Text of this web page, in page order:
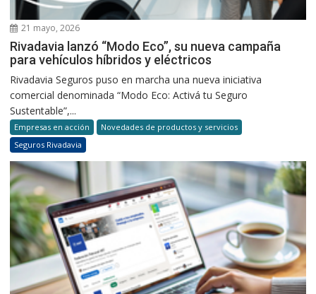
21 mayo, 2026
Rivadavia lanzó “Modo Eco”, su nueva campaña
para vehículos híbridos y eléctricos
Rivadavia Seguros puso en marcha una nueva iniciativa
comercial denominada “Modo Eco: Activá tu Seguro
Sustentable”,...
Empresas en acción
Novedades de productos y servicios
Seguros Rivadavia